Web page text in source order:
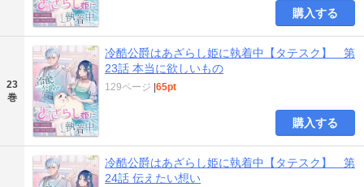
購入する
23
巻
冷酷公爵はあざらし姫に執着中【タテスク】 第
23話 本当に欲しいもの
129ページ |65pt
購入する
冷酷公爵はあざらし姫に執着中【タテスク】 第
24話 伝えたい想い